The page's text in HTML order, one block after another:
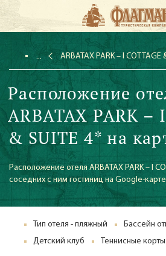
ARBATAX PARK – I COTTAGE
Расположение
ARBATAX PARK –
& SUITE 4* на
Расположение отеля ARBATAX PARK – I
соседних с ним гостиниц на Google-
Тип отеля - пляжный
Бассейн
Детский клуб
Теннисные корты